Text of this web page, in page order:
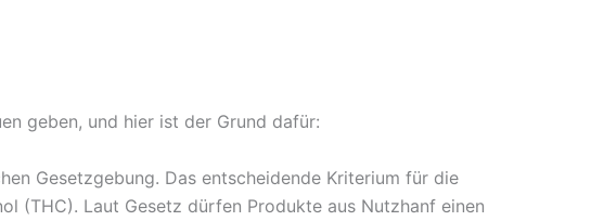
geben, und hier ist der Grund dafür:
Gesetzgebung. Das entscheidende Kriterium für die
(THC). Laut Gesetz dürfen Produkte aus Nutzhanf einen